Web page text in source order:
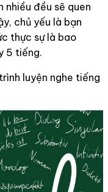
nhiều đều sẽ quen
chủ yếu là bạn
thực sự là bao
5 tiếng.
luyện nghe tiếng